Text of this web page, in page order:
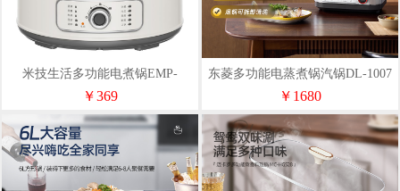
米技生活多功能电煮锅EMP-
L4598
￥369
东菱多功能电蒸煮锅汽锅DL-1007
电蒸锅升级全不锈钢家用
￥1680